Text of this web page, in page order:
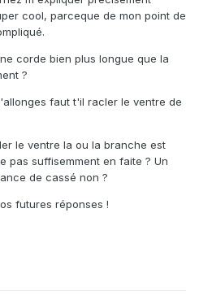
cool, parceque de mon point de
corde bien plus longue que la
?
faut t'il racler le ventre de
le ventre la ou la branche est
pas suffisemment en faite ? Un
de cassé non ?
futures réponses !